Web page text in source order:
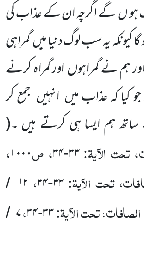
ںگے اگرچہ ان کے عذاب کی
کیونکہ یہ سب لوگ دنیا میںگمراہی
ہم نے گمراہوںاور گمراہ کرنے
کیا کہ عذاب میں انہیں جمع کر
ہم ایسا ہی کرتے ہیں ۔(
تحت الآیۃ:۳۳-۳۴، ص۱۰۰۰،
تحت الآیۃ:۳۳-۳۴، ۱۲ /
تحت الآیۃ:۳۳-۳۴،۷ /